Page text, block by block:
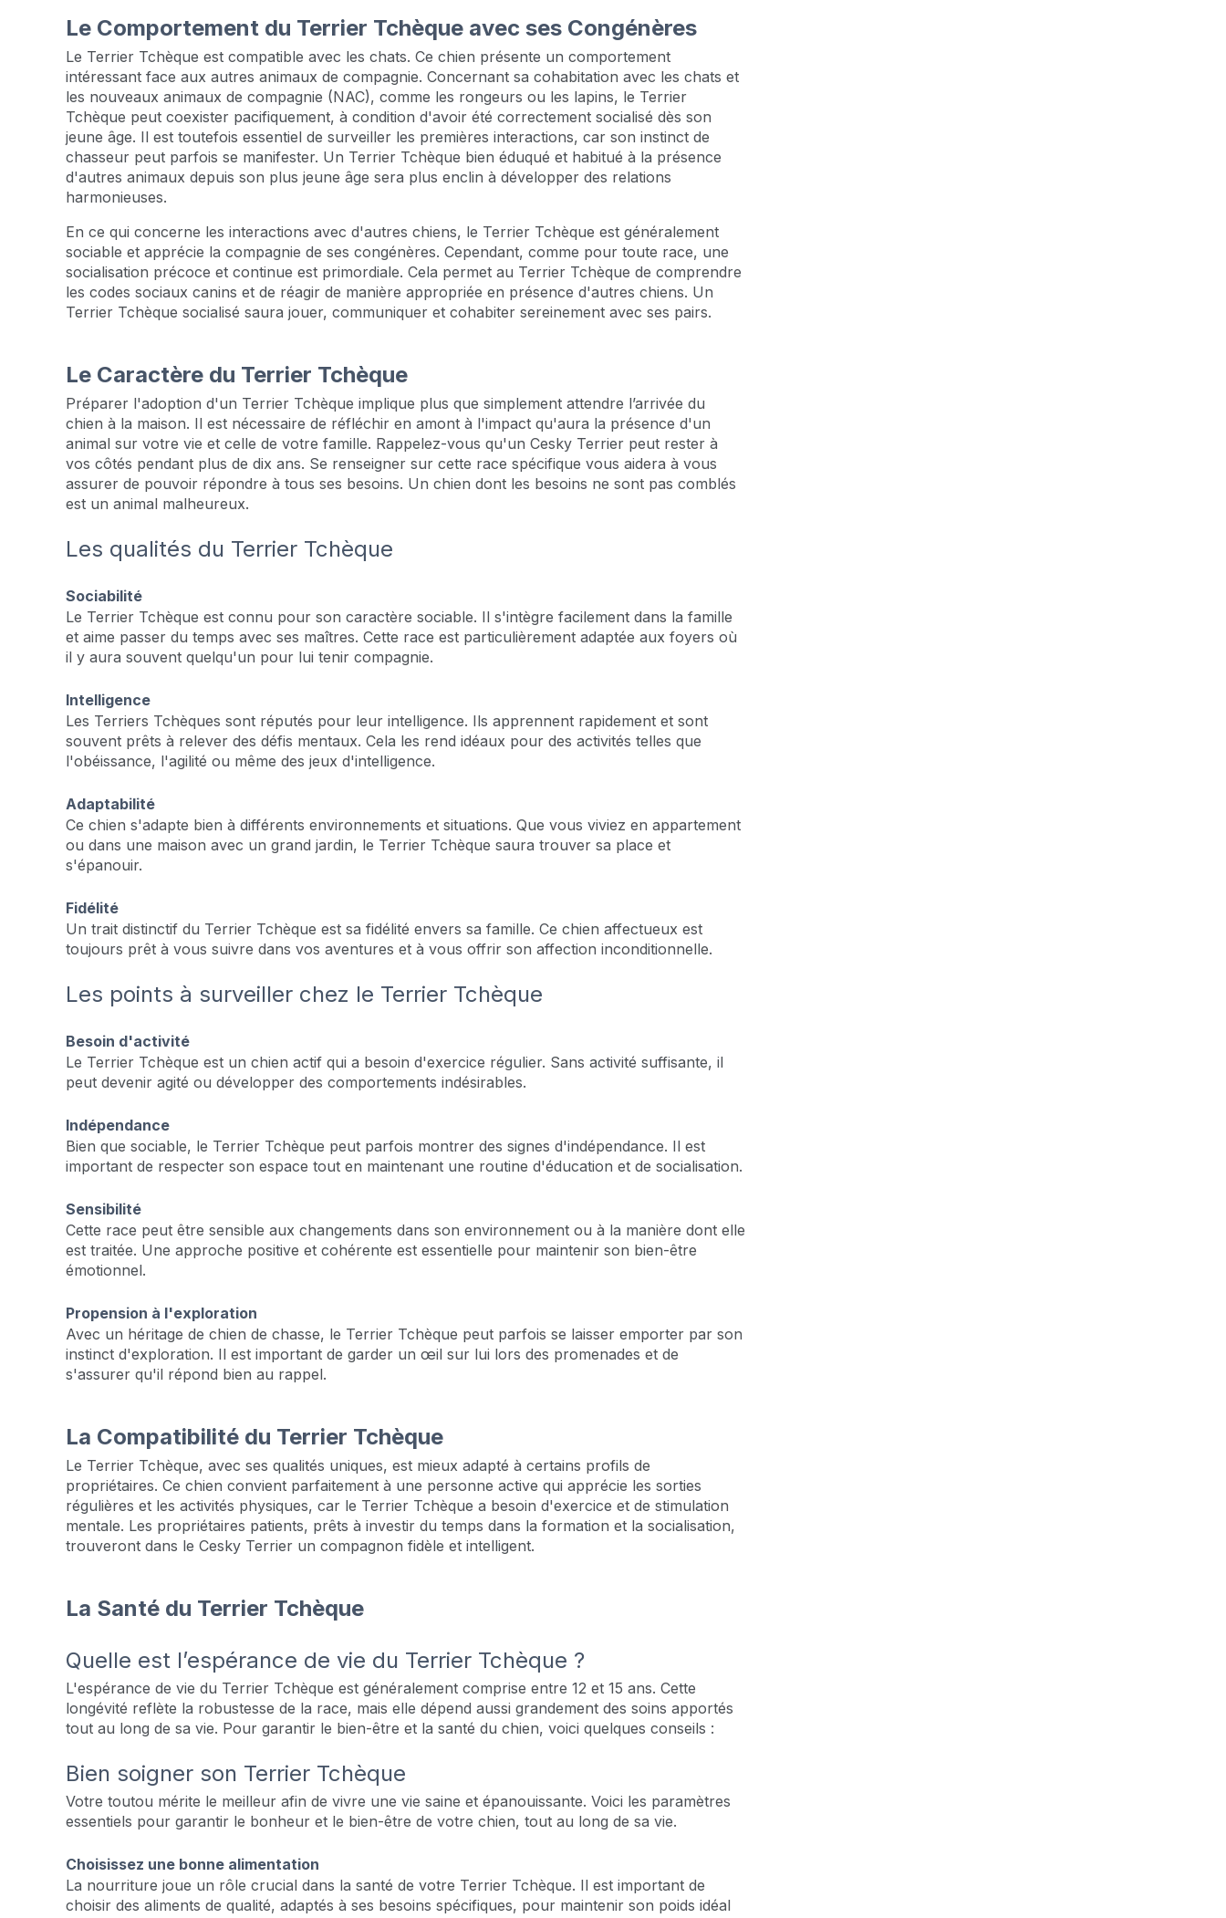
Le Comportement du Terrier Tchèque avec ses Congénères
Le Terrier Tchèque est compatible avec les chats. Ce chien présente un comportement
intéressant face aux autres animaux de compagnie. Concernant sa cohabitation avec les chats et
les nouveaux animaux de compagnie (NAC), comme les rongeurs ou les lapins, le Terrier
Tchèque peut coexister pacifiquement, à condition d'avoir été correctement socialisé dès son
jeune âge. Il est toutefois essentiel de surveiller les premières interactions, car son instinct de
chasseur peut parfois se manifester. Un Terrier Tchèque bien éduqué et habitué à la présence
d'autres animaux depuis son plus jeune âge sera plus enclin à développer des relations
harmonieuses.
En ce qui concerne les interactions avec d'autres chiens, le Terrier Tchèque est généralement
sociable et apprécie la compagnie de ses congénères. Cependant, comme pour toute race, une
socialisation précoce et continue est primordiale. Cela permet au Terrier Tchèque de comprendre
les codes sociaux canins et de réagir de manière appropriée en présence d'autres chiens. Un
Terrier Tchèque socialisé saura jouer, communiquer et cohabiter sereinement avec ses pairs.
Le Caractère du Terrier Tchèque
Préparer l'adoption d'un Terrier Tchèque implique plus que simplement attendre l’arrivée du
chien à la maison. Il est nécessaire de réfléchir en amont à l'impact qu'aura la présence d'un
animal sur votre vie et celle de votre famille. Rappelez-vous qu'un Cesky Terrier peut rester à
vos côtés pendant plus de dix ans. Se renseigner sur cette race spécifique vous aidera à vous
assurer de pouvoir répondre à tous ses besoins. Un chien dont les besoins ne sont pas comblés
est un animal malheureux.
Les qualités du Terrier Tchèque
Sociabilité
Le Terrier Tchèque est connu pour son caractère sociable. Il s'intègre facilement dans la famille
et aime passer du temps avec ses maîtres. Cette race est particulièrement adaptée aux foyers où
il y aura souvent quelqu'un pour lui tenir compagnie.
Intelligence
Les Terriers Tchèques sont réputés pour leur intelligence. Ils apprennent rapidement et sont
souvent prêts à relever des défis mentaux. Cela les rend idéaux pour des activités telles que
l'obéissance, l'agilité ou même des jeux d'intelligence.
Adaptabilité
Ce chien s'adapte bien à différents environnements et situations. Que vous viviez en appartement
ou dans une maison avec un grand jardin, le Terrier Tchèque saura trouver sa place et
s'épanouir.
Fidélité
Un trait distinctif du Terrier Tchèque est sa fidélité envers sa famille. Ce chien affectueux est
toujours prêt à vous suivre dans vos aventures et à vous offrir son affection inconditionnelle.
Les points à surveiller chez le Terrier Tchèque
Besoin d'activité
Le Terrier Tchèque est un chien actif qui a besoin d'exercice régulier. Sans activité suffisante, il
peut devenir agité ou développer des comportements indésirables.
Indépendance
Bien que sociable, le Terrier Tchèque peut parfois montrer des signes d'indépendance. Il est
important de respecter son espace tout en maintenant une routine d'éducation et de socialisation.
Sensibilité
Cette race peut être sensible aux changements dans son environnement ou à la manière dont elle
est traitée. Une approche positive et cohérente est essentielle pour maintenir son bien-être
émotionnel.
Propension à l'exploration
Avec un héritage de chien de chasse, le Terrier Tchèque peut parfois se laisser emporter par son
instinct d'exploration. Il est important de garder un œil sur lui lors des promenades et de
s'assurer qu'il répond bien au rappel.
La Compatibilité du Terrier Tchèque
Le Terrier Tchèque, avec ses qualités uniques, est mieux adapté à certains profils de
propriétaires. Ce chien convient parfaitement à une personne active qui apprécie les sorties
régulières et les activités physiques, car le Terrier Tchèque a besoin d'exercice et de stimulation
mentale. Les propriétaires patients, prêts à investir du temps dans la formation et la socialisation,
trouveront dans le Cesky Terrier un compagnon fidèle et intelligent.
La Santé du Terrier Tchèque
Quelle est l’espérance de vie du Terrier Tchèque ?
L'espérance de vie du Terrier Tchèque est généralement comprise entre 12 et 15 ans. Cette
longévité reflète la robustesse de la race, mais elle dépend aussi grandement des soins apportés
tout au long de sa vie. Pour garantir le bien-être et la santé du chien, voici quelques conseils :
Bien soigner son Terrier Tchèque
Votre toutou mérite le meilleur afin de vivre une vie saine et épanouissante. Voici les paramètres
essentiels pour garantir le bonheur et le bien-être de votre chien, tout au long de sa vie.
Choisissez une bonne alimentation
La nourriture joue un rôle crucial dans la santé de votre Terrier Tchèque. Il est important de
choisir des aliments de qualité, adaptés à ses besoins spécifiques, pour maintenir son poids idéal